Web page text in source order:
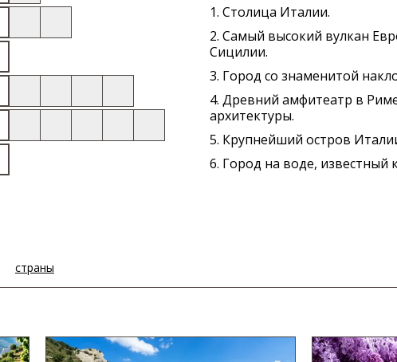
1. Столица Италии.
2. Самый высокий вулкан
Сицилии.
3. Город со знаменитой
4. Древний амфитеатр в
архитектуры.
5. Крупнейший остров
6. Город на воде, известный
страны